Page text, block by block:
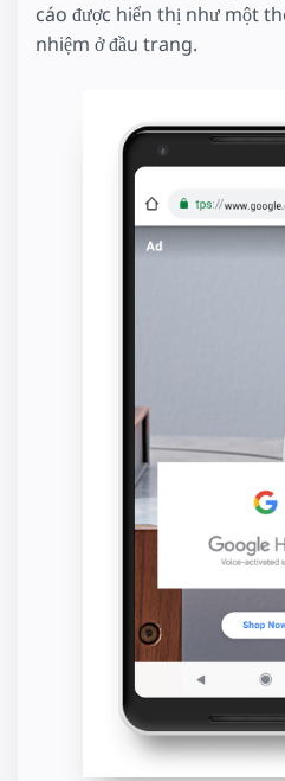
cáo được hiển thị như một
nhiệm ở đầu trang.